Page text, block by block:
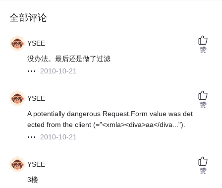
全部评论
YSEE
没办法。最后还是做了过滤
2010-10-21
赞
YSEE
A potentially dangerous Request.Form value was det
ected from the client (="<xmla><diva>aa</diva...").
2010-10-21
赞
YSEE
3楼
赞